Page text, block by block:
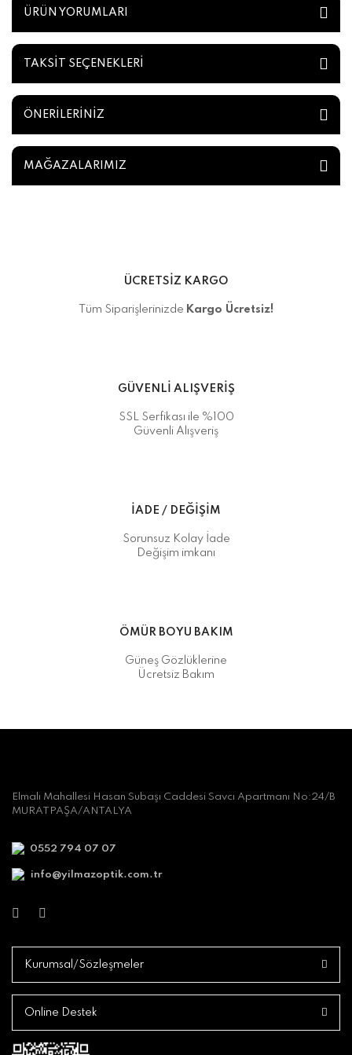
ÜRÜN YORUMLARI
TAKSİT SEÇENEKLERİ
ÖNERİLERİNİZ
MAĞAZALARIMIZ
ÜCRETSİZ KARGO
Tüm Siparişlerinizde Kargo Ücretsiz!
GÜVENLİ ALIŞVERİŞ
SSL Serfikası ile %100
Güvenli Alışveriş
İADE / DEĞİŞİM
Sorunsuz Kolay İade
Değişim imkanı
ÖMÜR BOYU BAKIM
Güneş Gözlüklerine
Ücretsiz Bakım
Elmalı Mahallesi Hasan Subaşı Caddesi Savcı Apartmanı No:24/B
MURATPAŞA/ANTALYA
0552 794 07 07
info@yilmazoptik.com.tr
Kurumsal/Sözleşmeler
Online Destek